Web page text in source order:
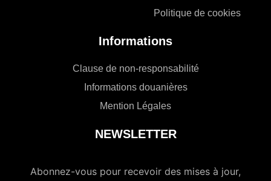
Politique de cookies
Informations
Clause de non-responsabilité
Informations douanières
Mention Légales
NEWSLETTER
Abonnez-vous pour recevoir des mises à jour,